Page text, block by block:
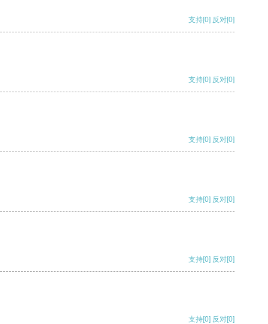
支持[0] 反对[0]
支持[0] 反对[0]
支持[0] 反对[0]
支持[0] 反对[0]
支持[0] 反对[0]
支持[0] 反对[0]